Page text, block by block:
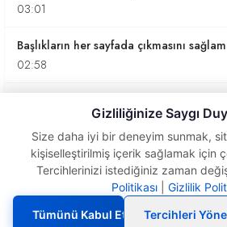
03:01
Başlıkların her sayfada çıkmasını
02:58
Tekrar Eden Değerleri Kaldırmak
03:07
Rasgele Sayı Üretmek
Hesaplamalar yapmak ve
yüzde değerleri bulmak
Gizliliğinize Saygı
Size daha iyi bir deneyim sunmak,
kişiselleştirilmiş içerik sağlamak için
Tercihlerinizi istediğiniz zaman
Politikası
Gizlilik
Tümünü Kabul Et
Tercihleri